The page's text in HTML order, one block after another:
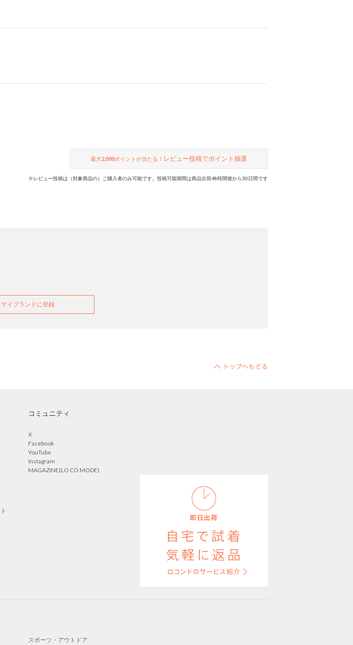
最大2,000ポイントが当たる！ レビュー投稿でポイント抽選
※レビュー投稿は（対象商品の）ご購入者のみ可能です。投稿可能期間は商品出荷48時間後から30日間です
マイブランドに登録
コミュニティ
X
Facebook
YouTube
Instagram
MAGAZINE(LO CO MODE)
スポーツ・アウトドア